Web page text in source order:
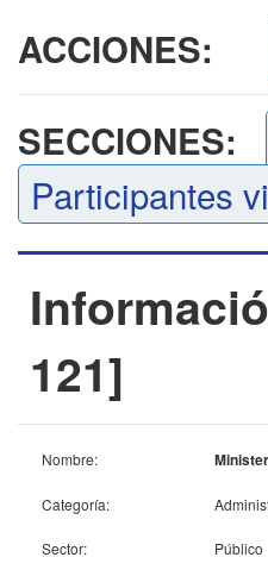
ACCIONES:
SECCIONES:
Participantes
121]
Nombre:
Categoría:
Sector: Público